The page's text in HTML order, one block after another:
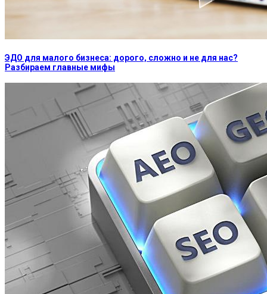
ЭДО для малого бизнеса: дорого, сложно и не для нас?
Разбираем главные мифы